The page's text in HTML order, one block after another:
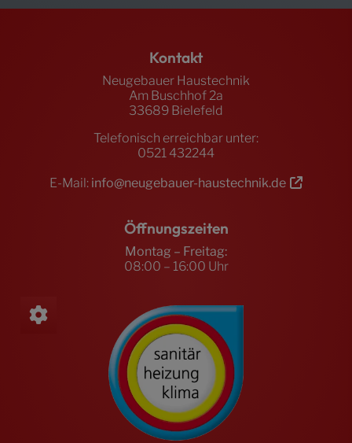
Footer - Kontaktdaten und Öffnungszeiten
Kontakt
Neugebauer Haustechnik
Am Buschhof 2a
33689 Bielefeld
Telefonisch erreichbar unter:
0521 432244
E-Mail: info@neugebauer-haustechnik.de
Öffnungszeiten
Montag – Freitag:
08:00 – 16:00 Uhr